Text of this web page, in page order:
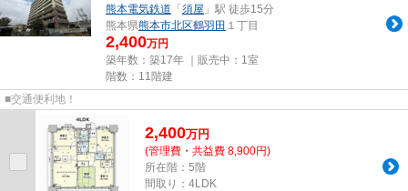
熊本電気鉄道 「 須屋 」駅 徒歩15分
熊本県熊本市北区鶴羽田 １丁目
2,400万円
築年数：築17年 ｜販売中： 1室
階数：11階建
■交通便利地！
2,400万円
(管理費・共益費 8,900円)
所在階：5階
間取り：4LDK